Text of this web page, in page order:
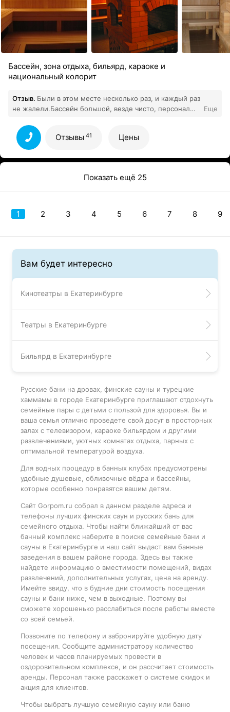
Бассейн, зона отдыха, бильярд, караоке и
национальный колорит
Отзыв. Были в этом месте несколько раз, и каждый раз
не жалели.Бассейн большой, везде чисто, персонал
есть.
Все отзывы
Еще
Отзывы 41 Цены
Показать ещё 25
1 2 3 4 5 6 7 8 9
Вам будет интересно
Кинотеатры в Екатеринбурге
Театры в Екатеринбурге
Бильярд в Екатеринбурге
Русские бани на дровах, финские сауны и турецкие
хаммамы в городе Екатеринбурге приглашают отдохнуть
семейные пары с детьми с пользой для здоровья. Вы и
ваша семья отлично проведете свой досуг в просторных
залах с телевизором, караоке бильярдом и другими
развлечениями, уютных комнатах отдыха, парных с
оптимальной температурой воздуха.
Для водных процедур в банных клубах предусмотрены
удобные душевые, обливочные вёдра и бассейны,
которые особенно понравятся вашим детям.
Сайт Gorpom.ru собрал в данном разделе адреса и
телефоны лучших финских саун и русских бань для
семейного отдыха. Чтобы найти ближайший от вас
банный комплекс наберите в поиске семейные бани и
сауны в Екатеринбурге и наш сайт выдаст вам банные
заведения в вашем районе города. Здесь вы также
найдете информацию о вместимости помещений, видах
развлечений, дополнительных услугах, цена на аренду.
Имейте ввиду, что в будние дни стоимость посещения
сауны и бани ниже, чем в выходные. Поэтому вы
сможете хорошенько расслабиться после работы вместе
со всей семьей.
Позвоните по телефону и забронируйте удобную дату
посещения. Сообщите администратору количество
человек и часов планируемых провести в
оздоровительном комплексе, и он рассчитает стоимость
аренды. Персонал также расскажет о системе скидок и
акция для клиентов.
Чтобы выбрать лучшую семейную сауну или баню